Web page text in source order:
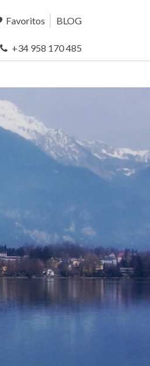
Favoritos BLOG
+34 958 170 485